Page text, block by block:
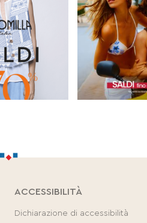
ACCESSIBILITÀ
Dichiarazione di accessibilità